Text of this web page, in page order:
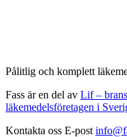
Pålitlig och komplett
Fass är en del av Lif –
läkemedelsföretagen i
Kontakta oss E-post